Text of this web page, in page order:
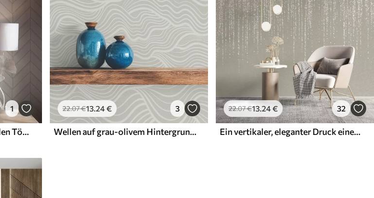
1
Geometrisches Muster in hellen Tönen mit Linien
22.07€13.24€ 3
Wellen auf grau-olivem Hintergrund mit Stoffstruktur
22.07€13.24€ 32
Ein vertikaler, eleganter Druck einer gepunkteten Girlande auf einem beigefarbenen, strukturierten Hintergrund, der ein Gefühl von Tiefe und Bewegung vermittelt